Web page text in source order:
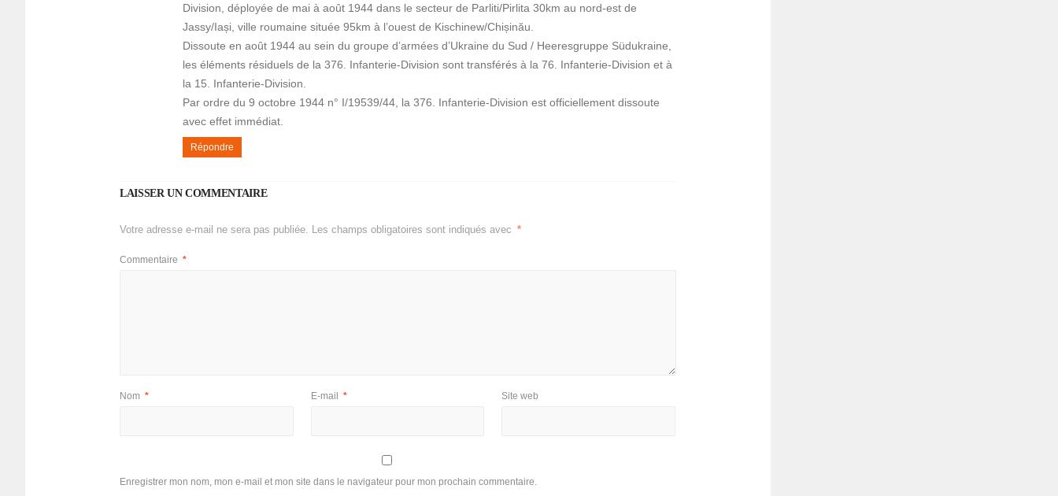
Division, déployée de mai à août 1944 dans le secteur de Parliti/Pirlita 30km au nord-est de
Jassy/Iași, ville roumaine située 95km à l’ouest de Kischinew/Chișinău.
Dissoute en août 1944 au sein du groupe d’armées d’Ukraine du Sud / Heeresgruppe Südukraine,
les éléments résiduels de la 376. Infanterie-Division sont transférés à la 76. Infanterie-Division et à
la 15. Infanterie-Division.
Par ordre du 9 octobre 1944 n° I/19539/44, la 376. Infanterie-Division est officiellement dissoute
avec effet immédiat.
Répondre
LAISSER UN COMMENTAIRE
Votre adresse e-mail ne sera pas publiée. Les champs obligatoires sont indiqués avec *
Commentaire *
Nom * E-mail * Site web
Enregistrer mon nom, mon e-mail et mon site dans le navigateur pour mon prochain commentaire.